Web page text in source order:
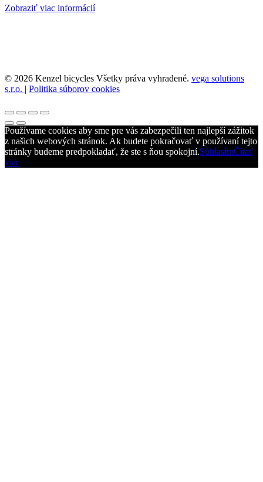
Zobraziť viac informácií
© 2026 Kenzel bicycles Všetky práva vyhradené. vega solutions
s.r.o. | Politika súborov cookies
Používame cookies aby sme pre vás zabezpečili ten najlepší zážitok
z našich webových stránok. Ak budete pokračovať v používaní tejto
stránky budeme predpokladať, že ste s ňou spokojní.SúhlasímČítať
viac